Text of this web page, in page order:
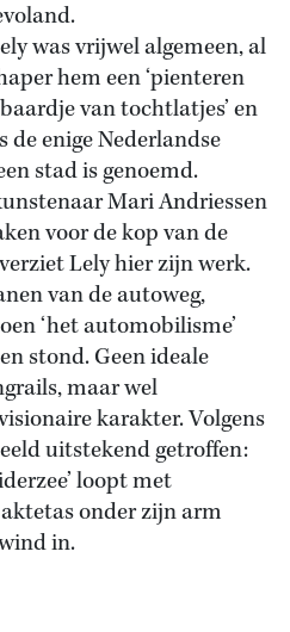
was vrijwel algemeen, al
hem een ‘pienteren
van tochtlatjes’ en
enige Nederlandse
stad is genoemd.
Mari Andriessen
voor de kop van de
Lely hier zijn werk.
van de autoweg,
‘het automobilisme’
stond. Geen ideale
maar wel
karakter. Volgens
uitstekend getroffen:
loopt met
onder zijn arm
in.